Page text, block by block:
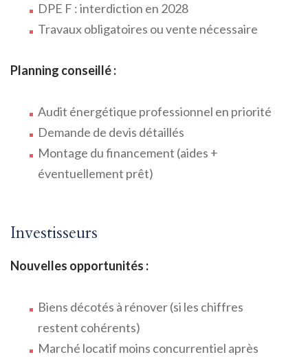
DPE F : interdiction en 2028
Travaux obligatoires ou vente nécessaire
Planning conseillé :
Audit énergétique professionnel en priorité
Demande de devis détaillés
Montage du financement (aides +
éventuellement prêt)
Investisseurs
Nouvelles opportunités :
Biens décotés à rénover (si les chiffres
restent cohérents)
Marché locatif moins concurrentiel après